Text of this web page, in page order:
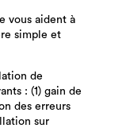
vous aident à
simple et
de
: (1) gain de
des erreurs
sur